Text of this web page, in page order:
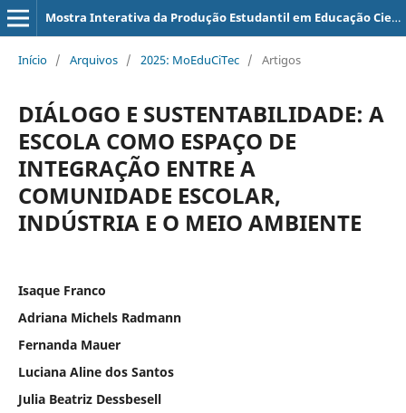
Mostra Interativa da Produção Estudantil em Educação Científica e Tecnológica
Início / Arquivos / 2025: MoEduCiTec / Artigos
DIÁLOGO E SUSTENTABILIDADE: A
ESCOLA COMO ESPAÇO DE
INTEGRAÇÃO ENTRE A
COMUNIDADE ESCOLAR,
INDÚSTRIA E O MEIO AMBIENTE
Isaque Franco
Adriana Michels Radmann
Fernanda Mauer
Luciana Aline dos Santos
Julia Beatriz Dessbesell